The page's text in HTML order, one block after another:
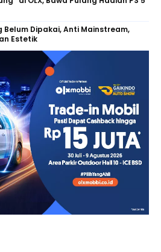
Belum Dipakai, Anti Mainstream,
Estetik